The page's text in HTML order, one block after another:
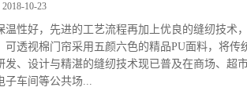
2018-10-23
温性好，先进的工艺流程再加上优良的缝纫技术
透视棉门帘采用五颜六色的精品PU面料，将传
发、设计与精湛的缝纫技术现已普及在商场、超
子车间等公共场...